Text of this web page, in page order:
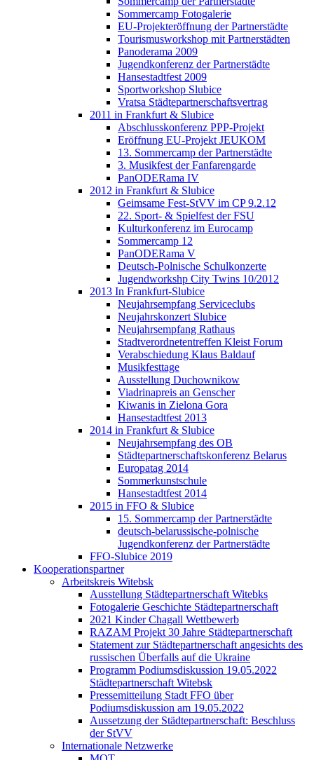
Sommercamp Fotogalerie
EU-Projekteröffnung der Partnerstädte
Tourismusworkshop mit Partnerstädten
Panoderama 2009
Jugendkonferenz der Partnerstädte
Hansestadtfest 2009
Sportworkshop Slubice
Vratsa Städtepartnerschaftsvertrag
2011 in Frankfurt & Slubice
Abschlusskonferenz PPP-Projekt
Eröffnung EU-Projekt JEUKOM
13. Sommercamp der Partnerstädte
3. Musikfest der Fanfarengarde
PanODERama IV
2012 in Frankfurt & Slubice
Geimsame Fest-StVV im CP 9.2.12
22. Sport- & Spielfest der FSU
Kulturkonferenz im Eurocamp
Sommercamp 12
PanODERama V
Deutsch-Polnische Schulkonzerte
Jugendworkshp City Twins 10/2012
2013 In Frankfurt-Slubice
Neujahrsempfang Serviceclubs
Neujahrskonzert Slubice
Neujahrsempfang Rathaus
Stadtverordnetentreffen Kleist Forum
Verabschiedung Klaus Baldauf
Musikfesttage
Ausstellung Duchownikow
Viadrinapreis an Genscher
Kiwanis in Zielona Gora
Hansestadtfest 2013
2014 in Frankfurt & Slubice
Neujahrsempfang des OB
Städtepartnerschaftskonferenz Belarus
Europatag 2014
Sommerkunstschule
Hansestadtfest 2014
2015 in FFO & Slubice
15. Sommercamp der Partnerstädte
deutsch-belarussische-polnische
Jugendkonferenz der Partnerstädte
FFO-Slubice 2019
Kooperationspartner
Arbeitskreis Witebsk
Ausstellung Städtepartnerschaft Witebks
Fotogalerie Geschichte Städtepartnerschaft
2021 Kinder Chagall Wettbewerb
RAZAM Projekt 30 Jahre Städtepartnerschaft
Statement zur Städtepartnerschaft angesichts des
russischen Überfalls auf die Ukraine
Programm Podiumsdiskussion 19.05.2022
Städtepartnerschaft Witebsk
Pressemitteilung Stadt FFO über
Podiumsdiskussion am 19.05.2022
Aussetzung der Städtepartnerschaft: Beschluss
der StVV
Internationale Netzwerke